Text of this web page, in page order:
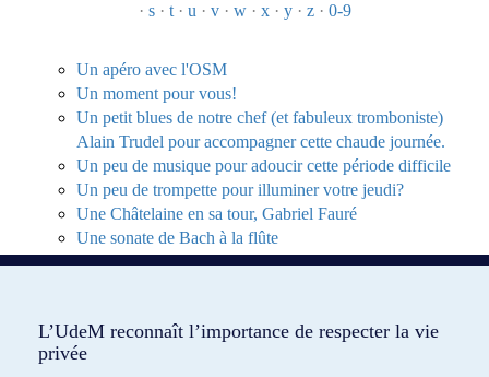
· s· t· u · v· w· x· y· z· 0-9
Un apéro avec l'OSM
Un moment pour vous!
Un petit blues de notre chef (et fabuleux tromboniste)
Alain Trudel pour accompagner cette chaude journée.
Un peu de musique pour adoucir cette période difficile
Un peu de trompette pour illuminer votre jeudi?
Une Châtelaine en sa tour, Gabriel Fauré
Une sonate de Bach à la flûte
L’UdeM reconnaît l’importance de respecter la vie
privée